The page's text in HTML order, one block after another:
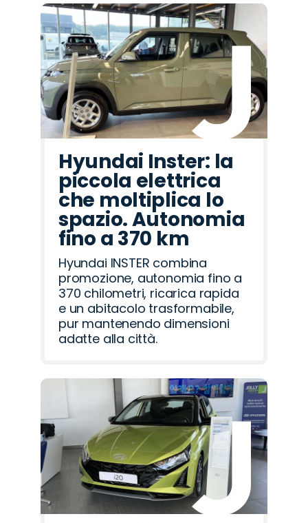
Hyundai Inster: la
piccola elettrica
che moltiplica lo
spazio. Autonomia
fino a 370 km
Hyundai INSTER combina
promozione, autonomia fino a
370 chilometri, ricarica rapida
e un abitacolo trasformabile,
pur mantenendo dimensioni
adatte alla città.